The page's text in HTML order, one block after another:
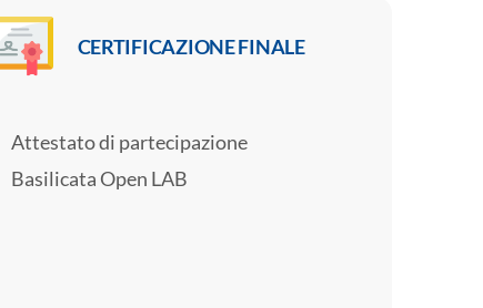
CERTIFICAZIONE FINALE
Attestato di partecipazione
Basilicata Open LAB